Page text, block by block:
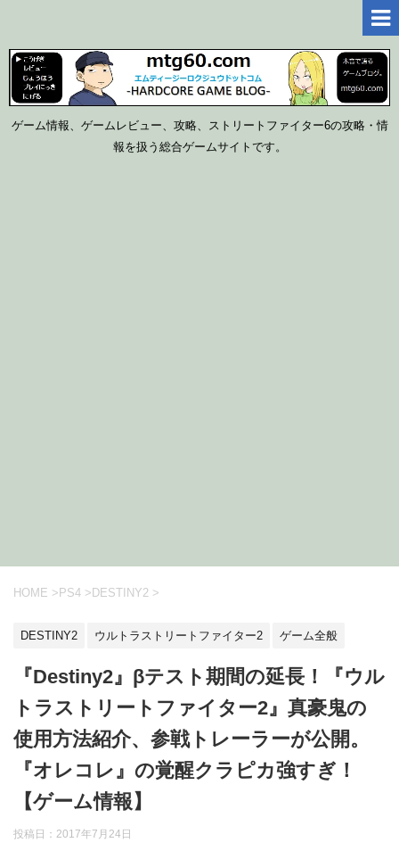
ゲーム情報、ゲームレビュー、攻略、ストリートファイター6の攻略・情
報を扱う総合ゲームサイトです。
HOME >PS4 >DESTINY2 >
DESTINY2 ウルトラストリートファイター2 ゲーム全般
『Destiny2』βテスト期間の延長！『ウル
トラストリートファイター2』真豪鬼の
使用方法紹介、参戦トレーラーが公開。
『オレコレ』の覚醒クラピカ強すぎ！
【ゲーム情報】
投稿日： 2017年7月24日